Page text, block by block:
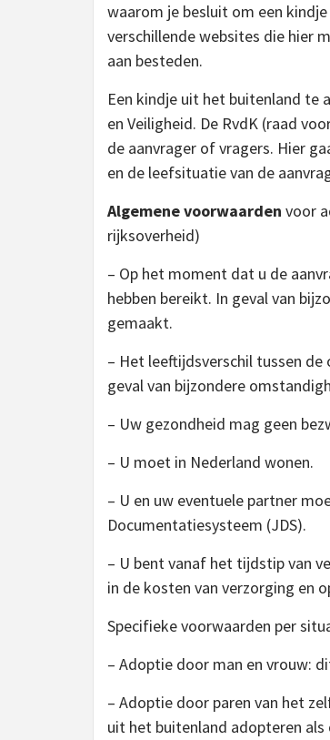
waarom je besluit om een
verschillende websites die hier
aan besteden.
Een kindje uit het buitenland te
en Veiligheid. De RvdK (raad
de aanvrager of vragers. Hier
en de leefsituatie van de
Algemene voorwaarden voor
rijksoverheid)
– Op het moment dat u de
hebben bereikt. In geval van
gemaakt.
– Het leeftijdsverschil tussen
geval van bijzondere
– Uw gezondheid mag geen
– U moet in Nederland wonen.
– U en uw eventuele partner
Documentatiesysteem (JDS).
– U bent vanaf het tijdstip van
in de kosten van verzorging en
Specifieke voorwaarden per
– Adoptie door man en vrouw:
– Adoptie door paren van het
uit het buitenland adopteren